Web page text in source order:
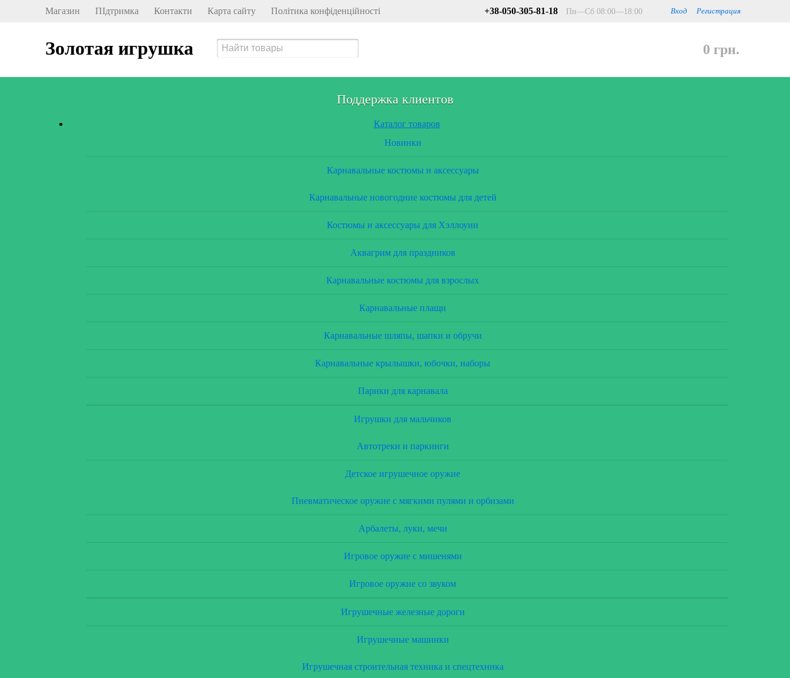
Магазин ПІдтримка Контакти Карта сайту Політика конфіденційності Вход Регистрация
+38-050-305-81-18 Пн—Сб 08:00—18:00
Золотая игрушка 0 грн.
Поддержка клиентов
Каталог товаров
Новинки
Карнавальные костюмы и аксессуары
Карнавальные новогодние костюмы для детей
Костюмы и аксессуары для Хэллоуин
Аквагрим для праздников
Карнавальные костюмы для взрослых
Карнавальные плащи
Карнавальные шляпы, шапки и обручи
Карнавальные крылышки, юбочки, наборы
Парики для карнавала
Игрушки для мальчиков
Автотреки и паркинги
Детское игрушечное оружие
Пневматическое оружие с мягкими пулями и орбизами
Арбалеты, луки, мечи
Игровое оружие с мишенями
Игровое оружие со звуком
Игрушечные железные дороги
Игрушечные машинки
Игрушечная строительная техника и спецтехника